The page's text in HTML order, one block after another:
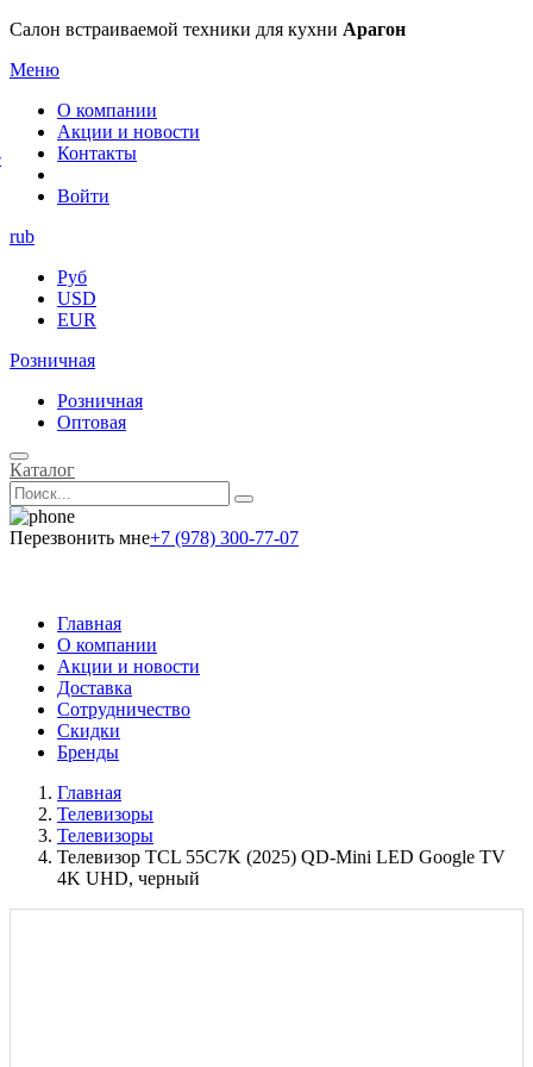
Салон встраиваемой техники для кухни Арагон
Меню
О компании
Акции и новости
Контакты
Войти
rub
Руб
USD
EUR
Розничная
Розничная
Оптовая
Каталог
Перезвонить мне+7 (978) 300-77-07
Главная
О компании
Акции и новости
Доставка
Сотрудничество
Скидки
Бренды
Главная
Телевизоры
Телевизоры
Телевизор TCL 55C7K (2025) QD-Mini LED Google TV
4K UHD, черный